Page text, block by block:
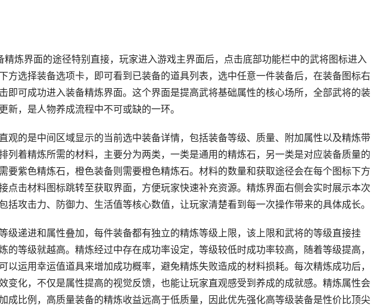
炼界面的途径特别直接，玩家进入游戏主界面后，点击底部功能栏中的武将图标进入
方选择装备选项卡，即可看到已装备的道具列表，选中任意一件装备后，在装备图标右
即可成功进入装备精炼界面。这个界面是提高武将基础属性的核心场所，全部武将的装
新，是人物养成流程中不可或缺的一环。
观的是中间区域显示的当前选中装备详情，包括装备等级、质量、附加属性以及精炼带
列着精炼所需的材料，主要分为两类，一类是通用的精炼石，另一类是对应装备质量的
要紫色精炼石，橙色装备则需要橙色精炼石。材料的数量和获取途径会在每个图标下方
点击材料图标跳转至获取界面，方便玩家快速补充资源。精炼界面右侧会实时展示本次
括攻击力、防御力、生活值等核心数值，让玩家清楚看到每一次操作带来的具体成长。
级递进和属性叠加，每件装备都有独立的精炼等级上限，该上限和武将的等级直接挂
的等级就越高。精炼经过中存在成功率设定，等级较低时成功率较高，随着等级提高，
以运用幸运值道具来增加成功概率，避免精炼失败造成的材料损耗。每次精炼成功后，
变化，不仅是属性提高的视觉反馈，也能让玩家直观感受到养成的成就感。精炼属性会
成比例，高质量装备的精炼收益远高于低质量，因此优先强化高等级装备是性价比顶尖